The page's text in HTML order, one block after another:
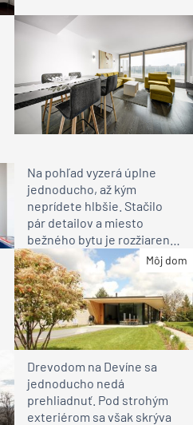
Na pohľad vyzerá úplne
jednoducho, až kým
neprídete hlbšie. Stačilo
pár detailov a miesto
bežného bytu je rozžiarené
bývanie pre rodinu
Môj dom
Drevodom na Devíne sa
jednoducho nedá
prehliadnuť. Pod strohým
exteriérom sa však skrýva